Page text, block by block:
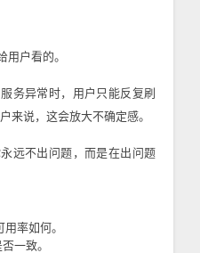
用户看的。
务异常时，用户只能反复刷
来说，这会放大不确定感。
远不出问题，而是在出问题
率如何。
一致。